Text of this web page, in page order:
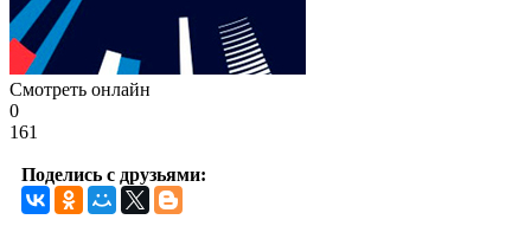
Смотреть онлайн
0
161
Поделись с друзьями: